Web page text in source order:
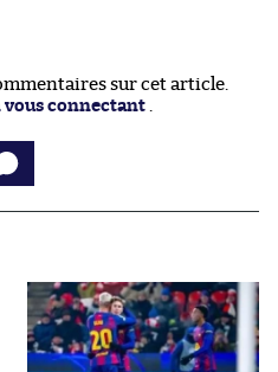
sur cet article.
vous connectant